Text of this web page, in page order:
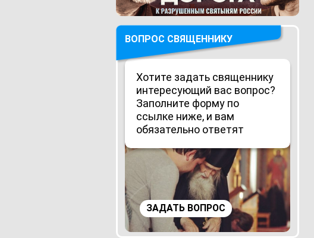
ВОПРОС СВЯЩЕННИКУ
Хотите задать священнику
интересующий вас вопрос?
Заполните форму по
ссылке ниже, и вам
обязательно ответят
ЗАДАТЬ ВОПРОС